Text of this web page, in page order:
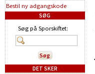
Bestil ny adgangskode
SØG
Søg på Sporskiftet:
DET SKER